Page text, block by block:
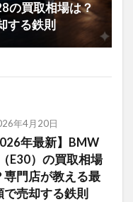
の買取相場は？
する鉄則
年4月20日
年最新】BMW
E30）の買取相場
専門店が教える最
で売却する鉄則